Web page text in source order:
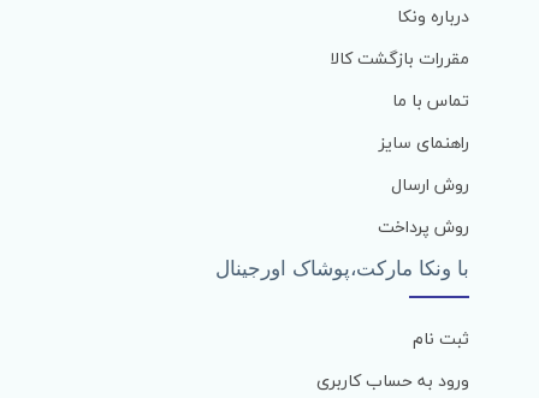
درباره ونکا
مقررات بازگشت کالا
تماس با ما
راهنمای سایز
روش ارسال
روش پرداخت
با ونکا مارکت،پوشاک اورجینال
ثبت نام
ورود به حساب کاربری